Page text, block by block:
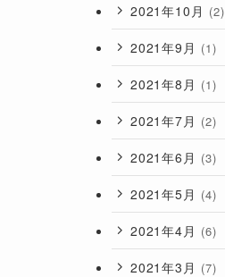
2021年10月 (2)
2021年9月 (1)
2021年8月 (1)
2021年7月 (2)
2021年6月 (3)
2021年5月 (4)
2021年4月 (6)
2021年3月 (7)